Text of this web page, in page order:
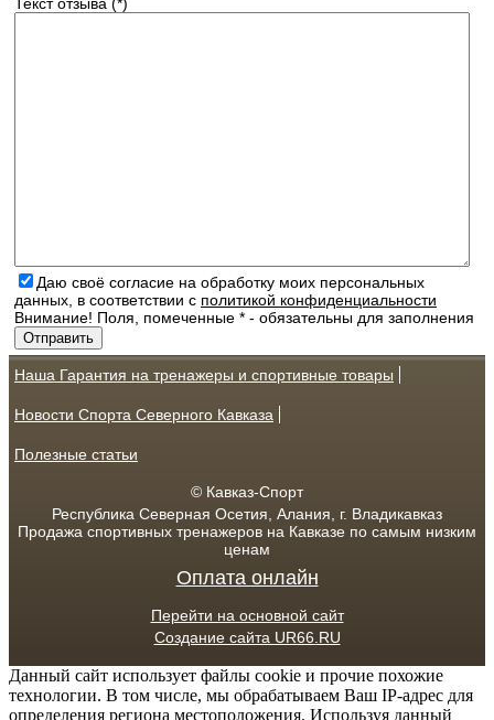
Даю своё согласие на обработку моих персональных
данных, в соответствии с политикой конфиденциальности
Внимание! Поля, помеченные * - обязательны для заполнения
Наша Гарантия на тренажеры и спортивные товары
Новости Спорта Северного Кавказа
Полезные статьи
© Кавказ-Спорт
Республика Северная Осетия, Алания, г. Владикавказ
Продажа спортивных тренажеров на Кавказе по самым низким
ценам
Оплата онлайн
Перейти на основной сайт
Создание сайта UR66.RU
Данный сайт использует файлы cookie и прочие похожие
технологии. В том числе, мы обрабатываем Ваш IP-адрес для
определения региона местоположения. Используя данный